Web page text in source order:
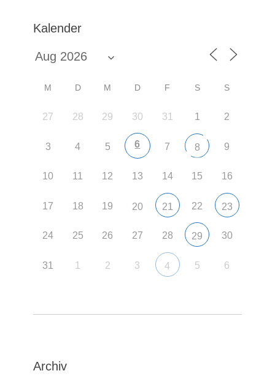
Kalender
M D M D F S S
27 28 29 30 31 1 2
3 4 5 6 7 8 9
10 11 12 13 14 15 16
17 18 19 20 21 22 23
24 25 26 27 28 29 30
31 1 2 3 4 5 6
Archiv